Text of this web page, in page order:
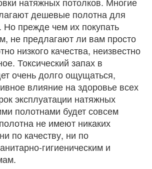
дешевые полотна для
Но прежде чем их покупать
не предлагают ли вам просто
низкого качества, неизвестно
Токсический запах в
очень долго ощущаться,
влияние на здоровье всех
эксплуатации натяжных
полотнами будет совсем
не имеют никаких
по качеству, ни по
гигиеническим и